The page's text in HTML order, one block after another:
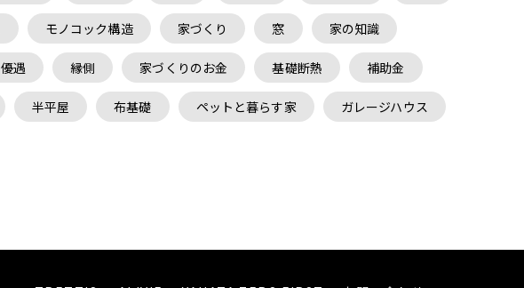
モノコック構造 家づくり 窓 家の知識
優遇 縁側 家づくりのお金 基礎断熱 補助金
半平屋 布基礎 ペットと暮らす家 ガレージハウス